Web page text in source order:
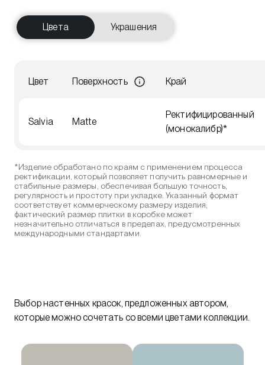
Цвета Украшения
Цвет Поверхность Край
Salvia Matte
Ректифицированный
(монокалибр)*
*Изделие обработано по краям с применением процесса
ректификации, который позволяет получить равномерные и
стабильные размеры, обеспечивая большую точность,
регулярность и простоту при укладке. Указанный формат
соответствует коммерческому размеру изделия;
фактический размер плитки в коробке может
незначительно отличаться в пределах, предусмотренных
международными стандартами.
Выбор настенных красок, предложенных автором,
которые можно сочетать со всеми цветами коллекции.